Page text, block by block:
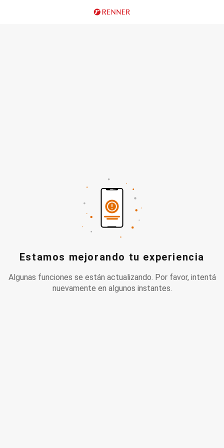
Estamos mejorando tu experiencia
Algunas funciones se están actualizando. Por favor, intentá
nuevamente en algunos instantes.